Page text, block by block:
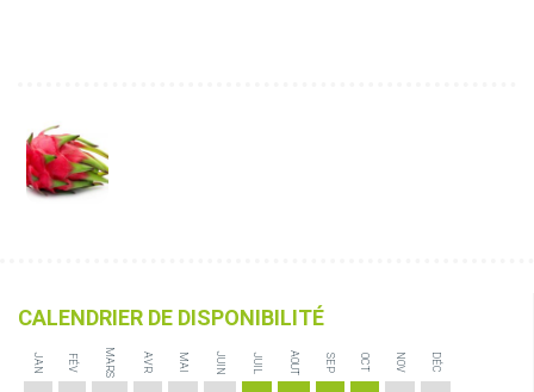
CALENDRIER DE DISPONIBILITÉ
JAN FÉV MARS AVR MAI JUIN JUIL AOUT SEP OCT NOV DÉC